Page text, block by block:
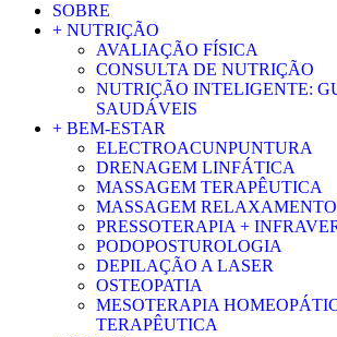
SOBRE
+ NUTRIÇÃO
AVALIAÇÃO FÍSICA
CONSULTA DE NUTRIÇÃO
NUTRIÇÃO INTELIGENTE:
SAUDÁVEIS
+ BEM-ESTAR
ELECTROACUNPUNTURA
DRENAGEM LINFÁTICA
MASSAGEM TERAPÊUTICA
MASSAGEM RELAXAMENTO
PRESSOTERAPIA +
PODOPOSTUROLOGIA
DEPILAÇÃO A LASER
OSTEOPATIA
MESOTERAPIA
TERAPÊUTICA